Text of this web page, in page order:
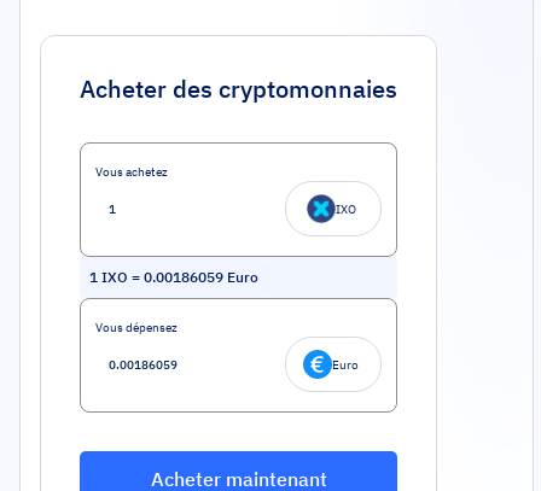
Acheter des cryptomonnaies
Vous achetez
IXO
1 IXO = 0.00186059 Euro
Vous dépensez
Euro
Acheter maintenant